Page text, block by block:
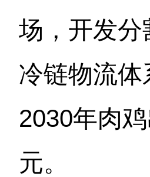
场，开发
冷链物流
2030年肉
元。